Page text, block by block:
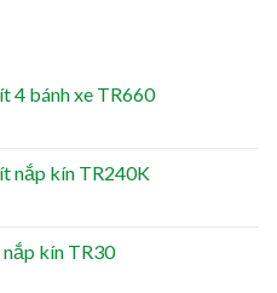
4 bánh xe TR660
nắp kín TR240K
kín TR30